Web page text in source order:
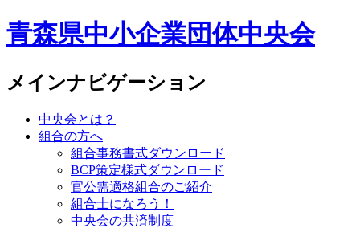
青森県中小企業団体中央会
メインナビゲーション
中央会とは？
組合の方へ
組合事務書式ダウンロード
BCP策定様式ダウンロード
官公需適格組合のご紹介
組合士になろう！
中央会の共済制度